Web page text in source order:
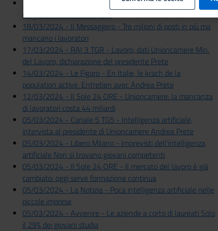
19/03/2024 - Il Sole 24 ORE - Oltre 447mila assunzioni
programmate a marzo (+7%)
18/03/2024 - Il Messaggero - Tre milioni di posti in più ma
mancano i lavoratori
17/03/2024 - RAI 3 TGR - Lavoro, dati Unioncamere Min.
del Lavoro, dichiarazione del presidente Prete
14/03/2024 - Le Figaro - En Italie, le krach de la
population active. Entretien avec Andrea Prete
12/03/2024 - Il Sole 24 ORE - Unioncamere: la mancanza
di lavoratori costa 44 miliardi
05/03/2024 - Canale 5 TG5 - Intelligenza artificiale,
intervista al presidente di Unioncamere Andrea Prete
05/03/2024 - Libero Milano - Imprevisti dell'intelligenza
artificiale Non si trovano giovani competenti
05/03/2024 - Il Sole 24 ORE - Il mercato del lavoro è già
cambiato: oggi serve formazione continua
05/03/2024 - La Notizia - Poca intelligenza artificiale nelle
piccole imprese
05/03/2024 - Avvenire - Le aziende a corto di laureati Solo
il 29% dei giovani studia